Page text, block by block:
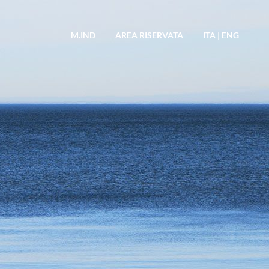
M.IND AREA RISERVATA ITA | ENG